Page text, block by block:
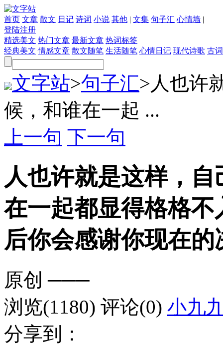
首页 文章 散文 日记 诗词 小说 其他 | 文集 句子汇 心情墙 |
登陆注册
精选美文 热门文章 最新文章 热词标签
经典美文 情感文章 散文随笔 生活随笔 心情日记 现代诗歌 古
文字站>句子汇>人也许
候，和谁在一起 ...
上一句 下一句
人也许就是这样，
在一起都显得格格
后你会感谢你现在的
原创 ───
浏览(1180) 评论(0) 小九
分享到：